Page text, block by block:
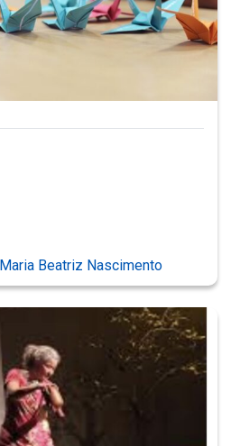
Beatriz Nascimento